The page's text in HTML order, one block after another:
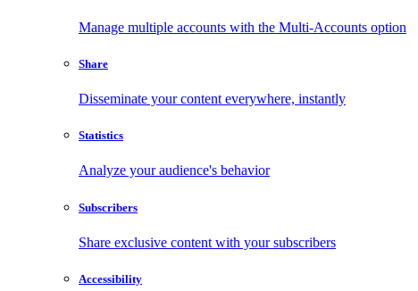
Manage multiple accounts with the Multi-Accounts option
Share
Disseminate your content everywhere, instantly
Statistics
Analyze your audience's behavior
Subscribers
Share exclusive content with your subscribers
Accessibility